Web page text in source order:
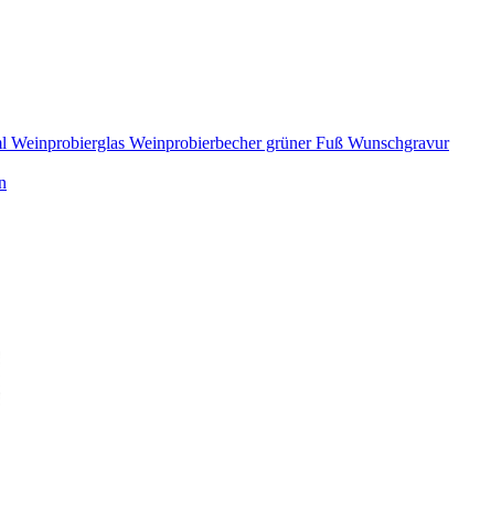
Weinprobierbecher grüner Fuß Wunschgravur